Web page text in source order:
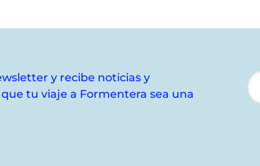
y recibe noticias y
tu viaje a Formentera sea una